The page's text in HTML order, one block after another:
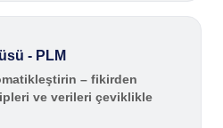
- PLM
– fikirden
ve verileri çeviklikle